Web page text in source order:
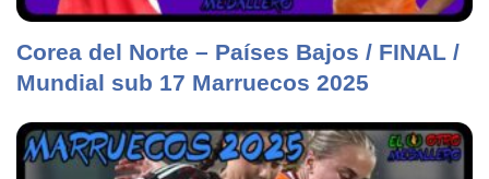
Corea del Norte – Países Bajos / FINAL /
Mundial sub 17 Marruecos 2025